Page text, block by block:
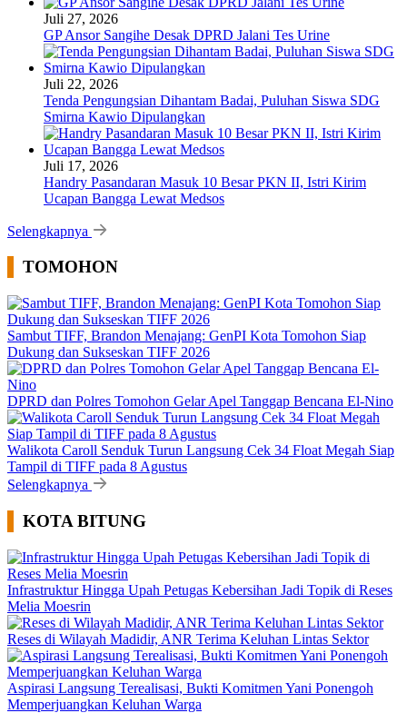
Juli 27, 2026
GP Ansor Sangihe Desak DPRD Jalani Tes Urine
Juli 22, 2026
Tenda Pengungsian Dihantam Badai, Puluhan Siswa SDG
Smirna Kawio Dipulangkan
Juli 17, 2026
Handry Pasandaran Masuk 10 Besar PKN II, Istri Kirim
Ucapan Bangga Lewat Medsos
Selengkapnya
TOMOHON
Sambut TIFF, Brandon Menajang: ​GenPI Kota Tomohon Siap
Dukung dan Sukseskan TIFF 2026
DPRD dan Polres Tomohon Gelar Apel Tanggap Bencana El-Nino
Walikota Caroll Senduk Turun Langsung Cek 34 Float Megah Siap
Tampil di TIFF pada 8 Agustus
Selengkapnya
KOTA BITUNG
Infrastruktur Hingga Upah Petugas Kebersihan Jadi Topik di Reses
Melia Moesrin
Reses di Wilayah Madidir, ANR Terima Keluhan Lintas Sektor
Aspirasi Langsung Terealisasi, Bukti Komitmen Yani Ponengoh
Memperjuangkan Keluhan Warga